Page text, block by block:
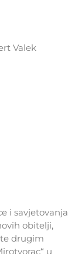
Valek
i savjetovanja
obitelji,
drugim
u